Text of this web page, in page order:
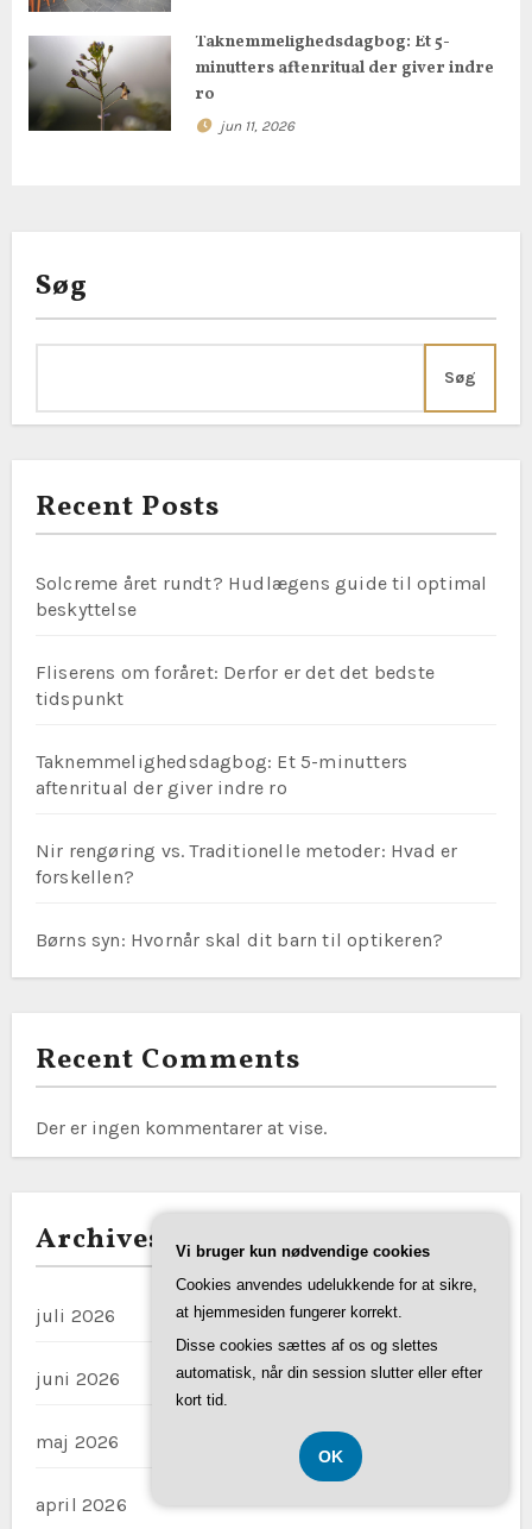
i
o
n
Taknemmelighedsdagbog: Et 5-
minutters aftenritual der giver indre
ro
jun 11, 2026
Søg
Søg
Recent Posts
Solcreme året rundt? Hudlægens guide til optimal
beskyttelse
Fliserens om foråret: Derfor er det det bedste
tidspunkt
Taknemmelighedsdagbog: Et 5-minutters
aftenritual der giver indre ro
Nir rengøring vs. Traditionelle metoder: Hvad er
forskellen?
Børns syn: Hvornår skal dit barn til optikeren?
Recent Comments
Der er ingen kommentarer at vise.
Archives
juli 2026
juni 2026
maj 2026
april 2026
Vi bruger kun nødvendige cookies
Cookies anvendes udelukkende for at sikre,
at hjemmesiden fungerer korrekt.
Disse cookies sættes af os og slettes
automatisk, når din session slutter eller efter
kort tid.
OK